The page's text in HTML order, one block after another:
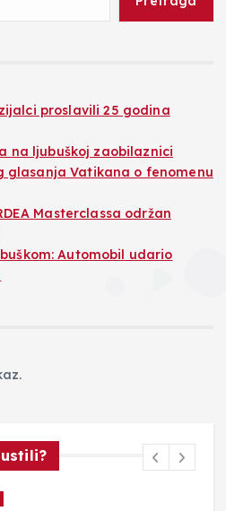
proslavili 25 godina
na ljubuškoj zaobilaznici
Vatikana o fenomenu
Masterclassa održan
Automobil udario